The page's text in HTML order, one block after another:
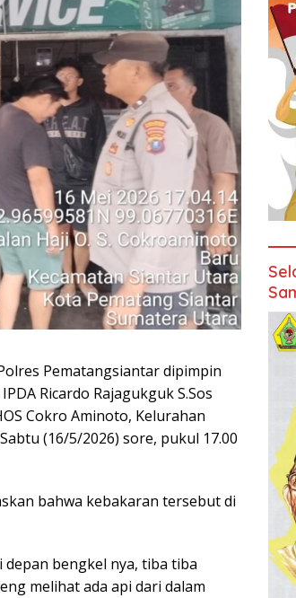
Pematangsiantar dipimpin
Ricardo Rajagukguk S.Sos
Cokro Aminoto, Kelurahan
(16/5/2026) sore, pukul 17.00
bahwa kebakaran tersebut di
depan bengkel nya, tiba tiba
melihat ada api dari dalam